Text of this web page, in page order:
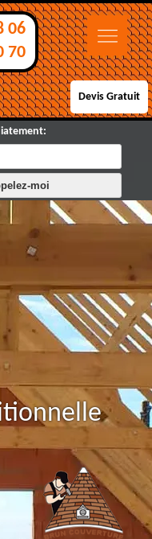
06
70
Devis Gratuit